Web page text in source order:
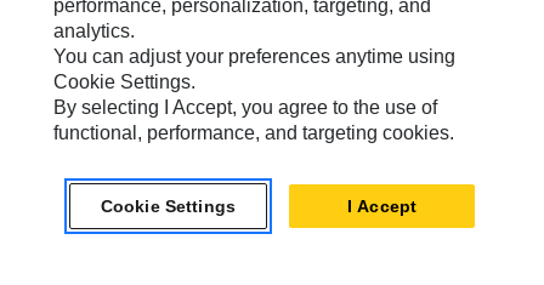
내 마케팅 기본 설정
사이트 맵
Cookie Settings
법적 고지
위치정보 이용약관
performance, personalization, targeting, and
analytics.
You can adjust your preferences anytime using
Cookie Settings.
By selecting I Accept, you agree to the use of
functional, performance, and targeting cookies.
Cookie Settings I Accept